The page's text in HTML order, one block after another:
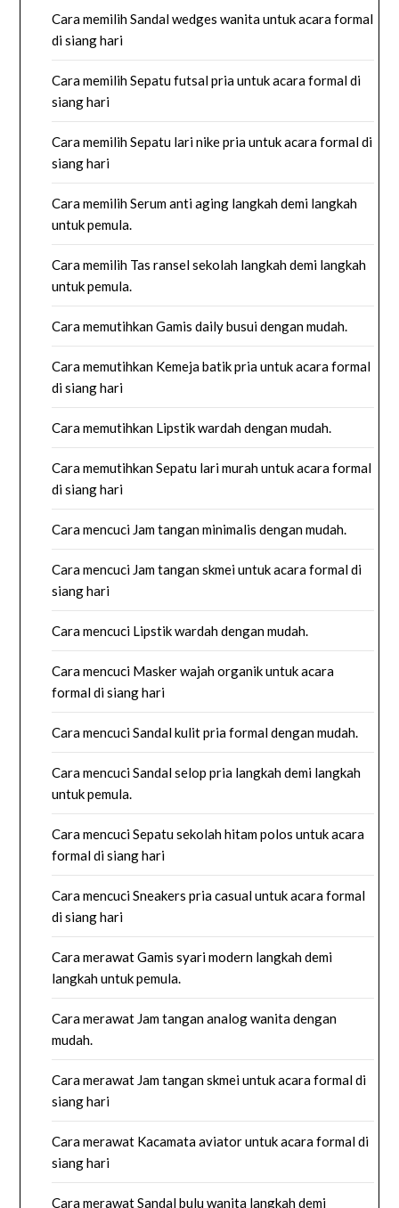
Cara memilih Sandal wedges wanita untuk acara formal
di siang hari
Cara memilih Sepatu futsal pria untuk acara formal di
siang hari
Cara memilih Sepatu lari nike pria untuk acara formal di
siang hari
Cara memilih Serum anti aging langkah demi langkah
untuk pemula.
Cara memilih Tas ransel sekolah langkah demi langkah
untuk pemula.
Cara memutihkan Gamis daily busui dengan mudah.
Cara memutihkan Kemeja batik pria untuk acara formal
di siang hari
Cara memutihkan Lipstik wardah dengan mudah.
Cara memutihkan Sepatu lari murah untuk acara formal
di siang hari
Cara mencuci Jam tangan minimalis dengan mudah.
Cara mencuci Jam tangan skmei untuk acara formal di
siang hari
Cara mencuci Lipstik wardah dengan mudah.
Cara mencuci Masker wajah organik untuk acara
formal di siang hari
Cara mencuci Sandal kulit pria formal dengan mudah.
Cara mencuci Sandal selop pria langkah demi langkah
untuk pemula.
Cara mencuci Sepatu sekolah hitam polos untuk acara
formal di siang hari
Cara mencuci Sneakers pria casual untuk acara formal
di siang hari
Cara merawat Gamis syari modern langkah demi
langkah untuk pemula.
Cara merawat Jam tangan analog wanita dengan
mudah.
Cara merawat Jam tangan skmei untuk acara formal di
siang hari
Cara merawat Kacamata aviator untuk acara formal di
siang hari
Cara merawat Sandal bulu wanita langkah demi